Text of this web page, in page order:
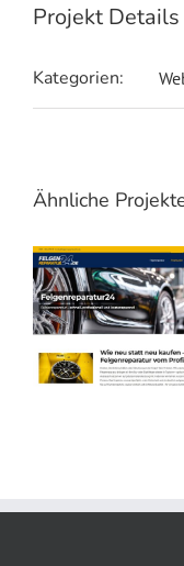
Projekt Details
Kategorien:
Ähnliche